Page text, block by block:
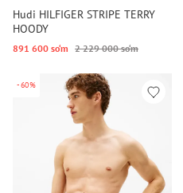
Hudi HILFIGER STRIPE TERRY
HOODY
891 600 so‘m 2 229 000 so‘m
-60%